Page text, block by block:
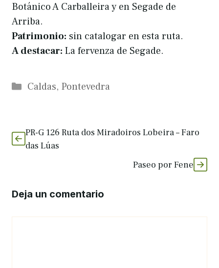
Botánico A Carballeira y en Segade de
Arriba.
Patrimonio: sin catalogar en esta ruta.
A destacar: La fervenza de Segade.
Categorías
Caldas, Pontevedra
PR-G 126 Ruta dos Miradoiros Lobeira – Faro
das Lúas
Paseo por Fene
Deja un comentario